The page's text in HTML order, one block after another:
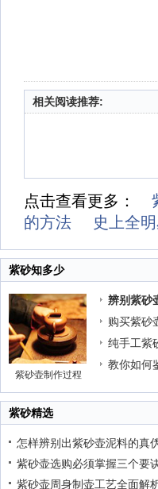
相关阅读推荐:
点击查看更多：
的方法
史上全
紫砂知多少
紫砂壶制作过程
辨别紫砂
购买紫砂
纯手工紫
教你如何
紫砂精选
怎样辨别出紫砂壶泥料的真
紫砂壶选购必须掌握三个要
紫砂壶周身制壶工艺全面解